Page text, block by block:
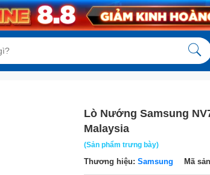
Lò Nướng Samsung
Malaysia
(Sản phẩm trưng bày)
Thương hiệu: Samsung Mã